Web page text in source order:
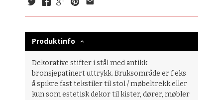
Produktinfo
Dekorative stifter i stål med antikk
bronsjepatinert uttrykk. Bruksområde er f.eks
å spikre fast tekstiler til stol / møbeltrekk eller
kun som estetisk dekor til kister, dører, møbler